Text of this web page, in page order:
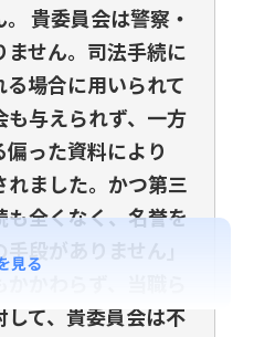
貴委員会は警察・
せん。司法⼿続に
場合に⽤いられて
も与えられず、⼀⽅
った資料により
れました。かつ第三
全くなく、名誉を
段がありません」
して、貴委員会は不
見る